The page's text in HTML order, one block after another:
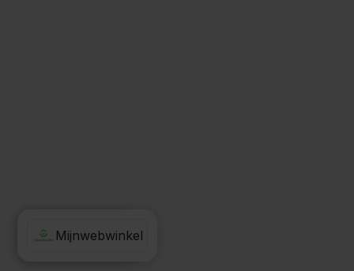
Valk Aspos
Mijnwebwinkel